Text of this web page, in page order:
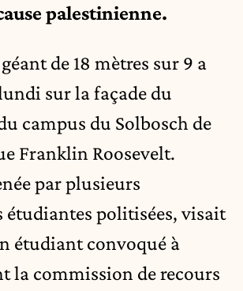
palestinienne.
de 18 mètres sur 9 a
sur la façade du
campus du Solbosch de
Franklin Roosevelt.
par plusieurs
étudiantes politisées, visait
étudiant convoqué à
la commission de recours